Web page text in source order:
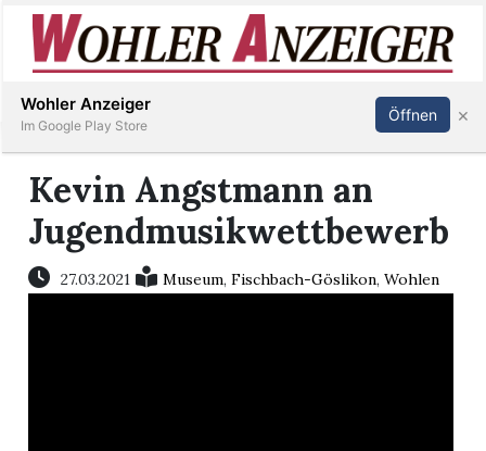
Immobilien
Veranstaltungen
Inserieren Abonnieren Anmelden
Kevin Angstmann an
Jugendmusikwettbewerb
27.03.2021 Museum,Fischbach-Göslikon,Wohlen
Wohler Anzeiger
Im Google Play Store
Öffnen ×